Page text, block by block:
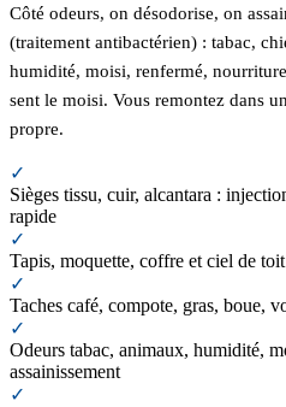
Côté odeurs, on désodorise, on
(traitement antibactérien) : tabac,
humidité, moisi, renfermé,
sent le moisi. Vous remontez dans
propre.
✓
Sièges tissu, cuir, alcantara :
rapide
✓
Tapis, moquette, coffre et ciel de
✓
Taches café, compote, gras, boue,
✓
Odeurs tabac, animaux, humidité,
assainissement
✓